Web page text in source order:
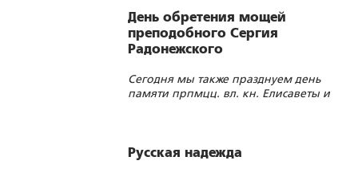
День обретения мощей
преподобного Сергия
Радонежского
Сегодня мы также празднуем день
памяти прпмцц. вл. кн. Елисаветы и
Русская надежда